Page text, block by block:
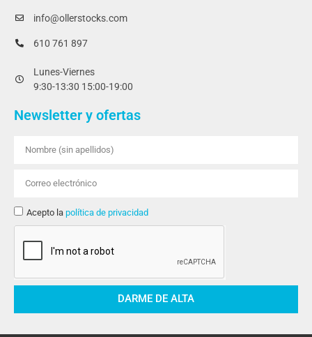
info@ollerstocks.com
610 761 897
Lunes-Viernes
9:30-13:30 15:00-19:00
Newsletter y ofertas
Acepto la política de privacidad
DARME DE ALTA